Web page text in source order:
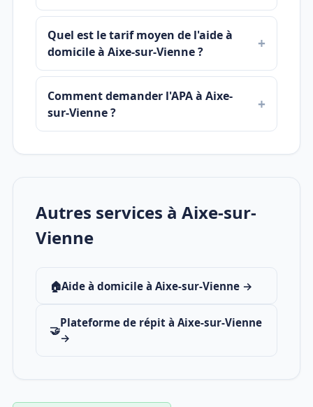
Quel est le tarif moyen de l'aide à
domicile à Aixe-sur-Vienne ?
Comment demander l'APA à Aixe-
sur-Vienne ?
Autres services à Aixe-sur-
Vienne
🏠Aide à domicile à Aixe-sur-Vienne →
🤝
Plateforme de répit à Aixe-sur-Vienne
→